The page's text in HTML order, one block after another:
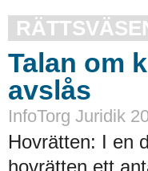
Talan om
avslås
InfoTorg Juridik
Hovrätten: I en